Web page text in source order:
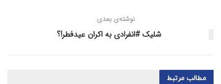
نوشته‌ی بعدی
شلیک #انفرادی به اکران عیدفطر!؟
مطالب مرتبط